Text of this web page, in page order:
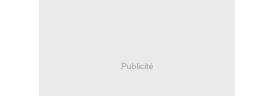
Publicité